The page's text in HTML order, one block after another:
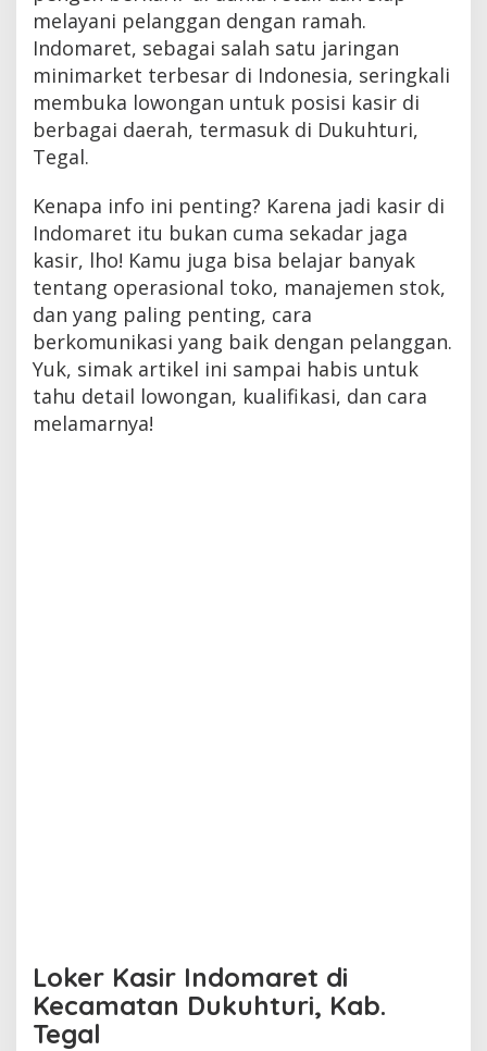
melayani pelanggan dengan ramah.
Indomaret, sebagai salah satu jaringan
minimarket terbesar di Indonesia, seringkali
membuka lowongan untuk posisi kasir di
berbagai daerah, termasuk di Dukuhturi,
Tegal.
Kenapa info ini penting? Karena jadi kasir di
Indomaret itu bukan cuma sekadar jaga
kasir, lho! Kamu juga bisa belajar banyak
tentang operasional toko, manajemen stok,
dan yang paling penting, cara
berkomunikasi yang baik dengan pelanggan.
Yuk, simak artikel ini sampai habis untuk
tahu detail lowongan, kualifikasi, dan cara
melamarnya!
Loker Kasir Indomaret di
Kecamatan Dukuhturi, Kab.
Tegal